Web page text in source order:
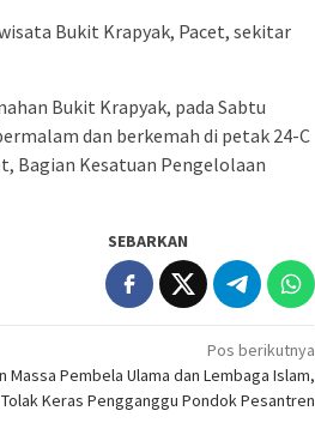
Bukit Krapyak, Pacet, sekitar
Bukit Krapyak, pada Sabtu
dan berkemah di petak 24-C
Bagian Kesatuan Pengelolaan
SEBARKAN
Pos berikutnya
Massa Pembela Ulama dan Lembaga Islam,
Keras Pengganggu Pondok Pesantren